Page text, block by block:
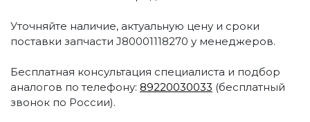
Уточняйте наличие, актуальную цену и сроки
поставки запчасти J80001118270 у менеджеров.
Бесплатная консультация специалиста и подбор
аналогов по телефону: 89220030033 (бесплатный
звонок по России).